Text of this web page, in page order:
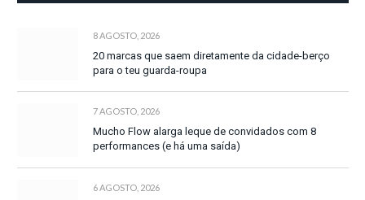
8 AGOSTO, 2026
20 marcas que saem diretamente da cidade-berço
para o teu guarda-roupa
7 AGOSTO, 2026
Mucho Flow alarga leque de convidados com 8
performances (e há uma saída)
6 AGOSTO, 2026